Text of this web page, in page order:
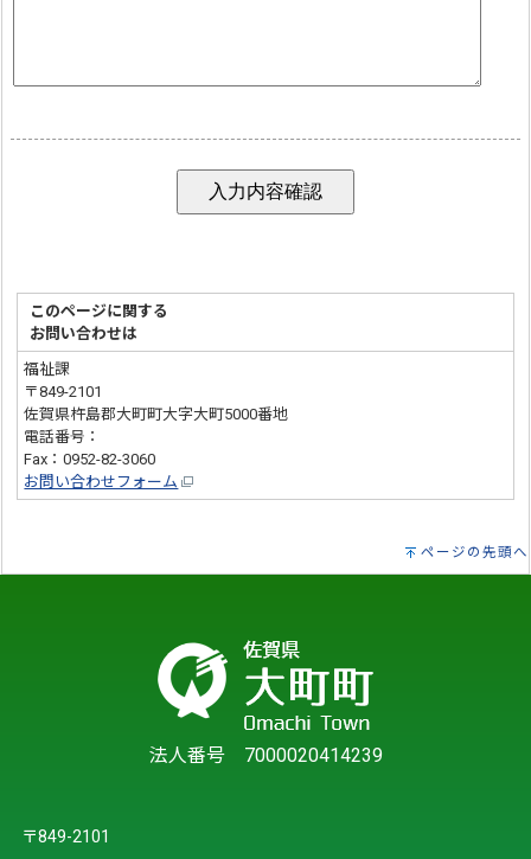
このページに関する
お問い合わせは
福祉課
〒849-2101
佐賀県杵島郡大町町大字大町5000番地
電話番号：
Fax：0952-82-3060
お問い合わせフォーム
ページの先頭へ
法人番号 7000020414239
〒849-2101